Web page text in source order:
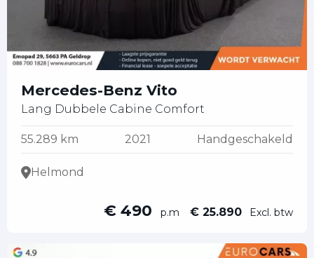
Mercedes-Benz Vito
Lang Dubbele Cabine Comfort
55.289 km 2021 Handgeschakeld
Helmond
€ 490 p.m € 25.890 Excl. btw